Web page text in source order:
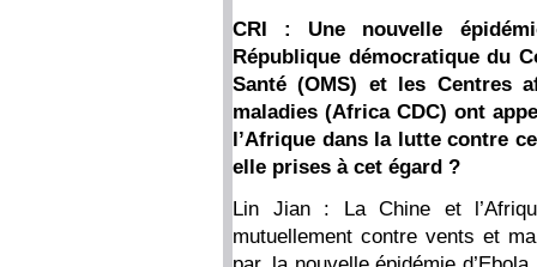
CRI : Une nouvelle
République démocratique du
Santé (OMS) et les Centres
maladies (Africa CDC) ont
l’Afrique dans la lutte contre
elle prises à cet égard ?
Lin Jian : La Chine et
mutuellement contre vents et